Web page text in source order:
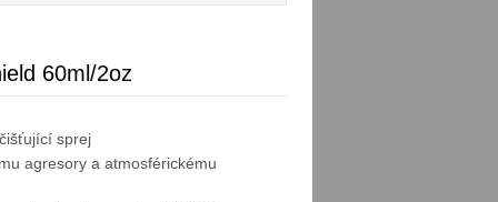
60ml/2oz
sprej
agresory a atmosférickému